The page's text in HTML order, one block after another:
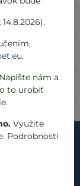
.
nám a
to urobiť
Využite
Podrobnosti